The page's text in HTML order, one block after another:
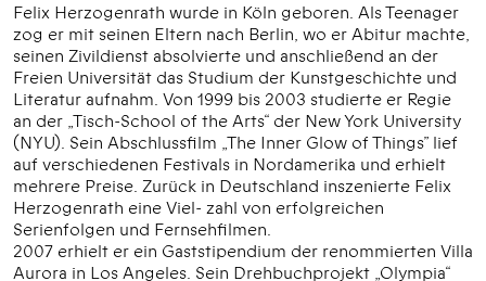
Felix Herzogenrath wurde in Köln geboren. Als Teenager
zog er mit seinen Eltern nach Berlin, wo er Abitur machte,
seinen Zivildienst absolvierte und anschließend an der
Freien Universität das Studium der Kunstgeschichte und
Literatur aufnahm. Von 1999 bis 2003 studierte er Regie
an der „Tisch-School of the Arts“ der New York University
(NYU). Sein Abschlussfilm „The Inner Glow of Things” lief
auf verschiedenen Festivals in Nordamerika und erhielt
mehrere Preise. Zurück in Deutschland inszenierte Felix
Herzogenrath eine Viel- zahl von erfolgreichen
Serienfolgen und Fernsehfilmen.
2007 erhielt er ein Gaststipendium der renommierten Villa
Aurora in Los Angeles. Sein Drehbuchprojekt „Olympia“